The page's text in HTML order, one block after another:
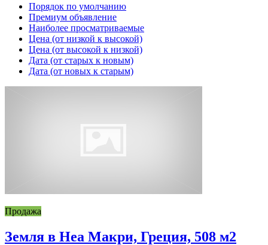
Порядок по умолчанию
Премиум объявление
Наиболее просматриваемые
Цена (от низкой к высокой)
Цена (от высокой к низкой)
Дата (от старых к новым)
Дата (от новых к старым)
Продажа
Земля в Неа Макри, Греция, 508 м2